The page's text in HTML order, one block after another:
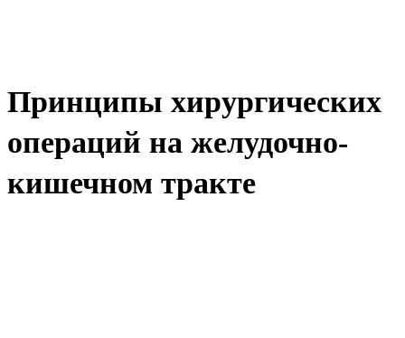
Принципы хирургических
операций на желудочно-
кишечном тракте